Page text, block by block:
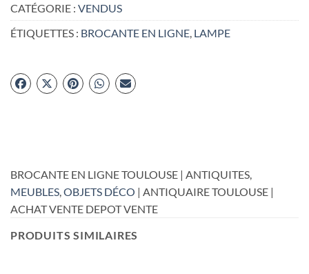
CATÉGORIE : VENDUS
ÉTIQUETTES : BROCANTE EN LIGNE LAMPE
BROCANTE EN LIGNE TOULOUSE | ANTIQUITES,
MEUBLES,OBJETS DÉCO | ANTIQUAIRE TOULOUSE |
ACHAT VENTE DEPOT VENTE
PRODUITS SIMILAIRES